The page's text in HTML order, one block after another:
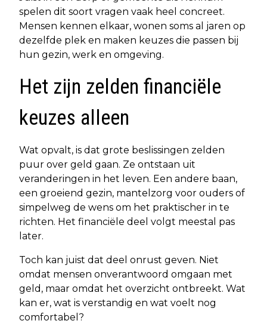
spelen dit soort vragen vaak heel concreet.
Mensen kennen elkaar, wonen soms al jaren op
dezelfde plek en maken keuzes die passen bij
hun gezin, werk en omgeving.
Het zijn zelden financiële
keuzes alleen
Wat opvalt, is dat grote beslissingen zelden
puur over geld gaan. Ze ontstaan uit
veranderingen in het leven. Een andere baan,
een groeiend gezin, mantelzorg voor ouders of
simpelweg de wens om het praktischer in te
richten. Het financiële deel volgt meestal pas
later.
Toch kan juist dat deel onrust geven. Niet
omdat mensen onverantwoord omgaan met
geld, maar omdat het overzicht ontbreekt. Wat
kan er, wat is verstandig en wat voelt nog
comfortabel?